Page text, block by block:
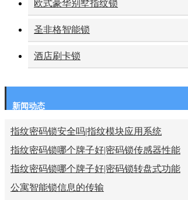
欧式豪华别墅指纹锁
圣非格智能锁
酒店刷卡锁
新闻动态
指纹密码锁安全吗|指纹模块应用系统
指纹密码锁哪个牌子好|密码锁传感器性能
指纹密码锁哪个牌子好|密码锁转盘式功能
公寓智能锁信息的传输